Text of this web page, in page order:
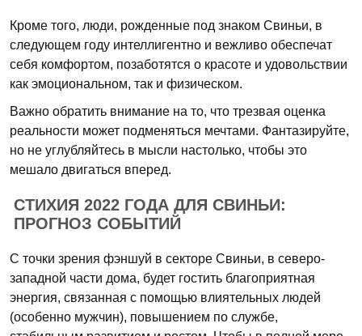
Кроме того, люди, рожденные под знаком Свиньи, в
следующем году интеллигентно и вежливо обеспечат
себя комфортом, позаботятся о красоте и удовольствии
как эмоциональном, так и физическом.
Важно обратить внимание на то, что трезвая оценка
реальности может подменяться мечтами. Фантазируйте,
но не углубляйтесь в мысли настолько, чтобы это
мешало двигаться вперед.
СТИХИЯ 2022 ГОДА ДЛЯ СВИНЬИ:
ПРОГНОЗ СОБЫТИЙ
С точки зрения фэншуй в секторе Свиньи, в северо-
западной части дома, будет гостить благоприятная
энергия, связанная с помощью влиятельных людей
(особенно мужчин), повышением по службе,